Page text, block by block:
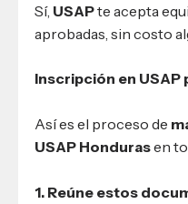
Sí, USAPte acepta
aprobadas, sin costo
Inscripción en USAP
Así es el proceso de
USAP Hondurasen
1. Reúne estos